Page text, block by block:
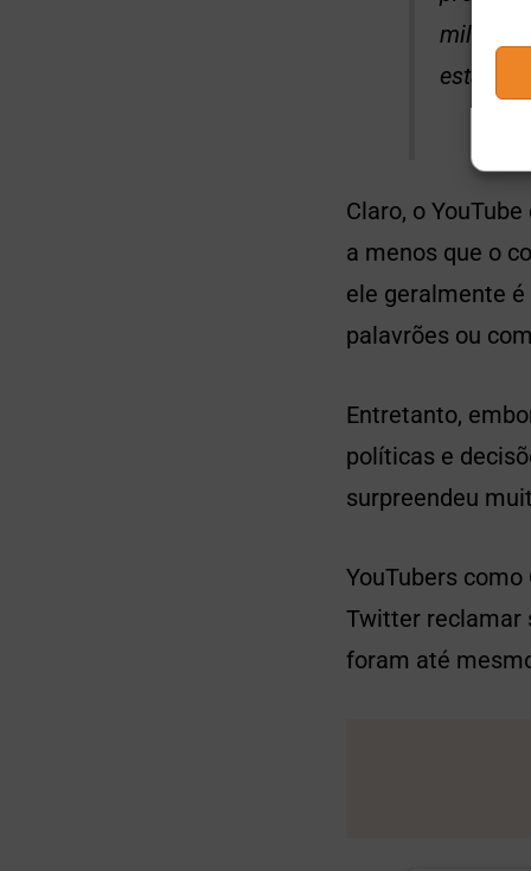
mil
estão
Claro, o
a menos que o
ele geralmente
palavrões ou
Entretanto,
políticas e
surpreendeu
YouTubers
Twitter reclamar
foram até